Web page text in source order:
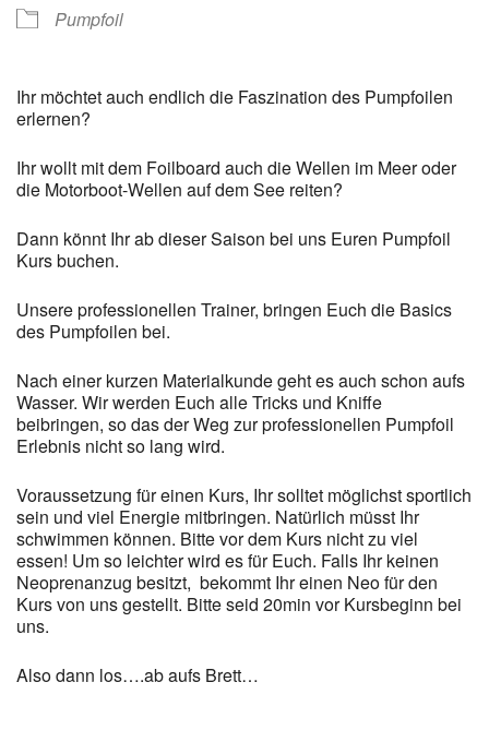
Pumpfoil
Ihr möchtet auch endlich die Faszination des Pumpfoilen
erlernen?
Ihr wollt mit dem Foilboard auch die Wellen im Meer oder
die Motorboot-Wellen auf dem See reiten?
Dann könnt Ihr ab dieser Saison bei uns Euren Pumpfoil
Kurs buchen.
Unsere professionellen Trainer, bringen Euch die Basics
des Pumpfoilen bei.
Nach einer kurzen Materialkunde geht es auch schon aufs
Wasser. Wir werden Euch alle Tricks und Kniffe
beibringen, so das der Weg zur professionellen Pumpfoil
Erlebnis nicht so lang wird.
Voraussetzung für einen Kurs, Ihr solltet möglichst sportlich
sein und viel Energie mitbringen. Natürlich müsst Ihr
schwimmen können. Bitte vor dem Kurs nicht zu viel
essen! Um so leichter wird es für Euch. Falls Ihr keinen
Neoprenanzug besitzt, bekommt Ihr einen Neo für den
Kurs von uns gestellt. Bitte seid 20min vor Kursbeginn bei
uns.
Also dann los….ab aufs Brett…